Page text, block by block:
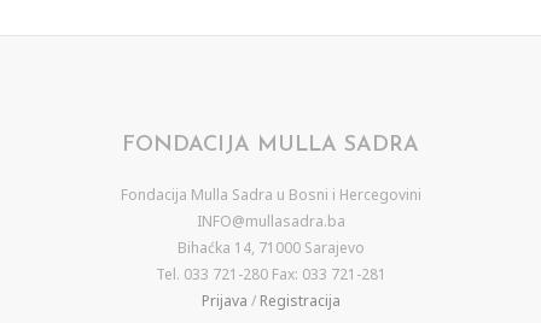
FONDACIJA MULLA SADRA
Fondacija Mulla Sadra u Bosni i Hercegovini
INFO@mullasadra.ba
Bihaćka 14, 71000 Sarajevo
Tel. 033 721-280 Fax: 033 721-281
Prijava / Registracija